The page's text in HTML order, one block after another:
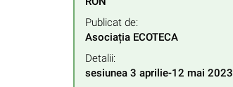
Publicat de:
Asociația ECOTECA
Detalii:
sesiunea 3 aprilie-12 mai 2023